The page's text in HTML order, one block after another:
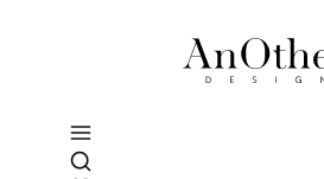
Otwórz wyszukiwarkę